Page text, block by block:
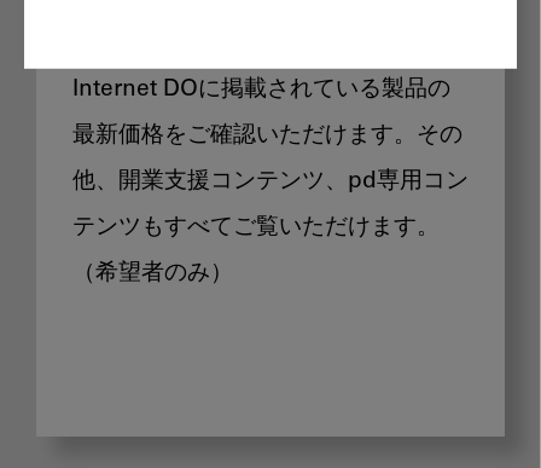
Internet DOに掲載されている製品の
最新価格をご確認いただけます。その
他、開業支援コンテンツ、pd専用コン
テンツもすべてご覧いただけます。
（希望者のみ）